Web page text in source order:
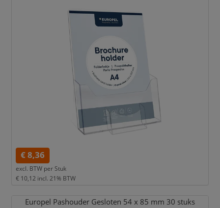
€ 8,36
excl. BTW per Stuk
€ 10,12 incl. 21% BTW
Europel Pashouder Gesloten 54 x 85 mm 30 stuks